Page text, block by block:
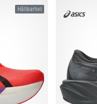
Hållbarhet